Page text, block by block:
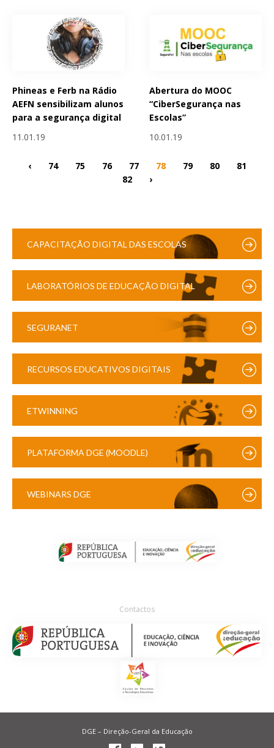
Phineas e Ferb na Rádio
AEFN sensibilizam alunos
para a segurança digital
11.01.19
Abertura do MOOC
“CiberSegurança nas
Escolas”
10.01.19
‹ 74 75 76 77 78 79 80
81
82
›
CAPACITAÇÃO DIGITAL DAS ESCOLAS
LABORATÓRIOS DE EDUCAÇÃO DIGITAL
SEGURANET
RECURSOS EDUCATIVOS DIGITAIS
ETWINNING
PLATAFORMA DGE (MOODLE)
WEBINARS DGE
Contactos
DGE – Direção-Geral da Educação